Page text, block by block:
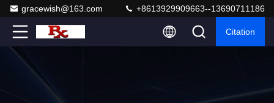
gracewish@163.com +8613929909663--13690711186
Citation